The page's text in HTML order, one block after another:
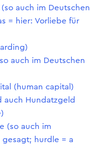
(so auch im Deutschen
= hier: Vorliebe für
auch im Deutschen
(human capital)
auch Hundatzgeld
(so auch im
gesagt; hurdle = a